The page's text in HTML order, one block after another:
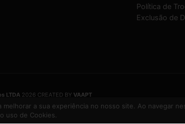
Política de
Exclusão de
LTDA 2026 CREATED BY VAAPT
melhorar a sua experiência no nosso site. Ao navegar
uso de Cookies.